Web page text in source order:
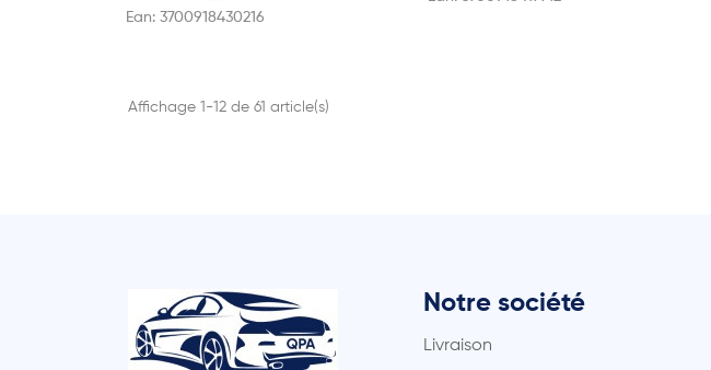
Ean: 3700918430216
Affichage 1-12 de 61 article(s)
Notre société
Livraison